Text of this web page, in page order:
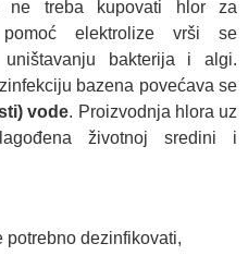
treba kupovati hlor za
elektrolize vrši se
bakterija i algi.
bazena povećava se
vode. Proizvodnja hlora uz
životnoj sredini i
potrebno dezinfikovati,